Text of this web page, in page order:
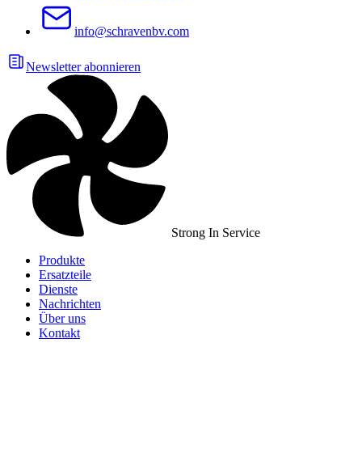
info@schravenbv.com
Newsletter abonnieren
Strong In Service
Produkte
Ersatzteile
Dienste
Nachrichten
Über uns
Kontakt